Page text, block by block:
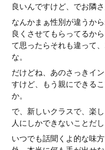
良いんですけど、でお隣
なんかまぁ性別が違うか
良くさせてもらってるか
て思ったらそれも違って
な。
だけどね、あのさっきイ
すけど、もう親にできる
か。
で、新しいクラスで、楽
人にしかできないことだ
いつでも話聞くよ的な味